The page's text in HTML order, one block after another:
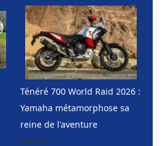
Ténéré 700 World Raid 2026 :
Yamaha métamorphose sa
reine de l'aventure
Yamaha